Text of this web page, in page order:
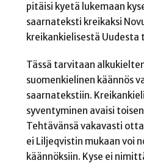
pitäisi kyetä lukemaan
saarnateksti kreikaksi
kreikankielisestä
Tässä tarvitaan
suomenkielinen käännös
saarnatekstiin.
syventyminen avaisi
Tehtävänsä vakavasti
ei Liljeqvistin mukaan voi
käännöksiin. Kyse ei